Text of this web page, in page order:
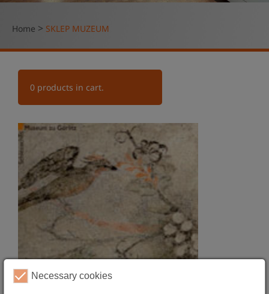
Home > SKLEP MUZEUM
0 products in cart.
Necessary cookies